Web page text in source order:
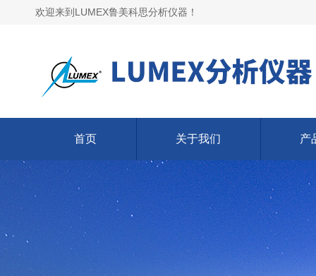
欢迎来到LUMEX鲁美科思分析仪器！
首页 关于我们 产